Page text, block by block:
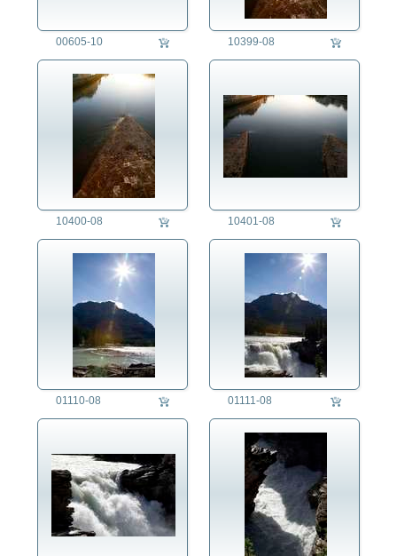
Mensch
Militär
Politik
Regensburg
Religion
Sport
Tier
Umwelt
Wirtschaft
auftragsproduktion
fotorecherche
00605-10 10399-08
10400-08 10401-08
01110-08 01111-08